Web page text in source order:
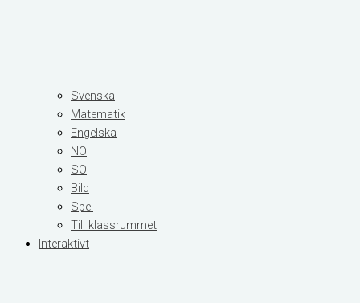
Svenska
Matematik
Engelska
NO
SO
Bild
Spel
Till klassrummet
Interaktivt